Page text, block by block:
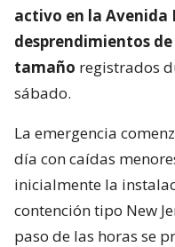
activo en la Avenida
desprendimientos
tamaño registrados
sábado.
La emergencia
día con caídas
inicialmente la
contención tipo New
paso de las horas se